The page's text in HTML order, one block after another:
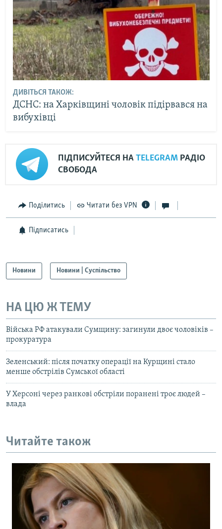
ДИВІТЬСЯ ТАКОЖ:
ДСНС: на Харківщині чоловік підірвався на
вибухівці
ПІДПИСУЙТЕСЯ НА TELEGRAM РАДІО
СВОБОДА
Поділитись Читати без VPN
Підписатись
Новини Новини | Суспільство
НА ЦЮ Ж ТЕМУ
Війська РФ атакували Сумщину: загинули двоє чоловіків –
прокуратура
Зеленський: після початку операції на Курщині стало
менше обстрілів Сумської області
У Херсоні через ранкові обстріли поранені троє людей –
влада
Читайте також